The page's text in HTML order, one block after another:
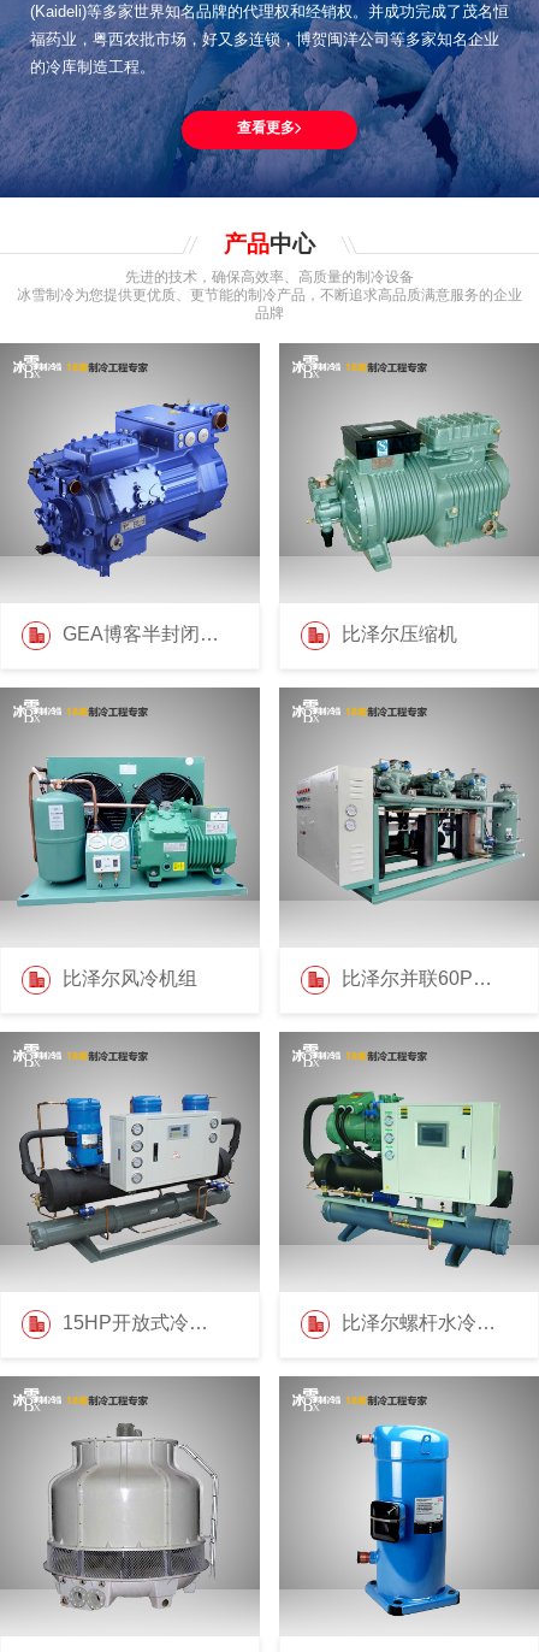
(Kaideli)等多家世界知名品牌的代理权和经销权。并成功完成了茂名恒
福药业，粤西农批市场，好又多连锁，博贺闽洋公司等多家知名企业
的冷库制造工程。
查看更多
产品中心
先进的技术，确保高效率、高质量的制冷设备
冰雪制冷为您提供更优质、更节能的制冷产品，不断追求高品质满意服务的企业
品牌
GEA博客半封闭压缩机 比泽尔压缩机
比泽尔风冷机组 比泽尔并联60P机组
15HP开放式冷水机 比泽尔螺杆水冷机组